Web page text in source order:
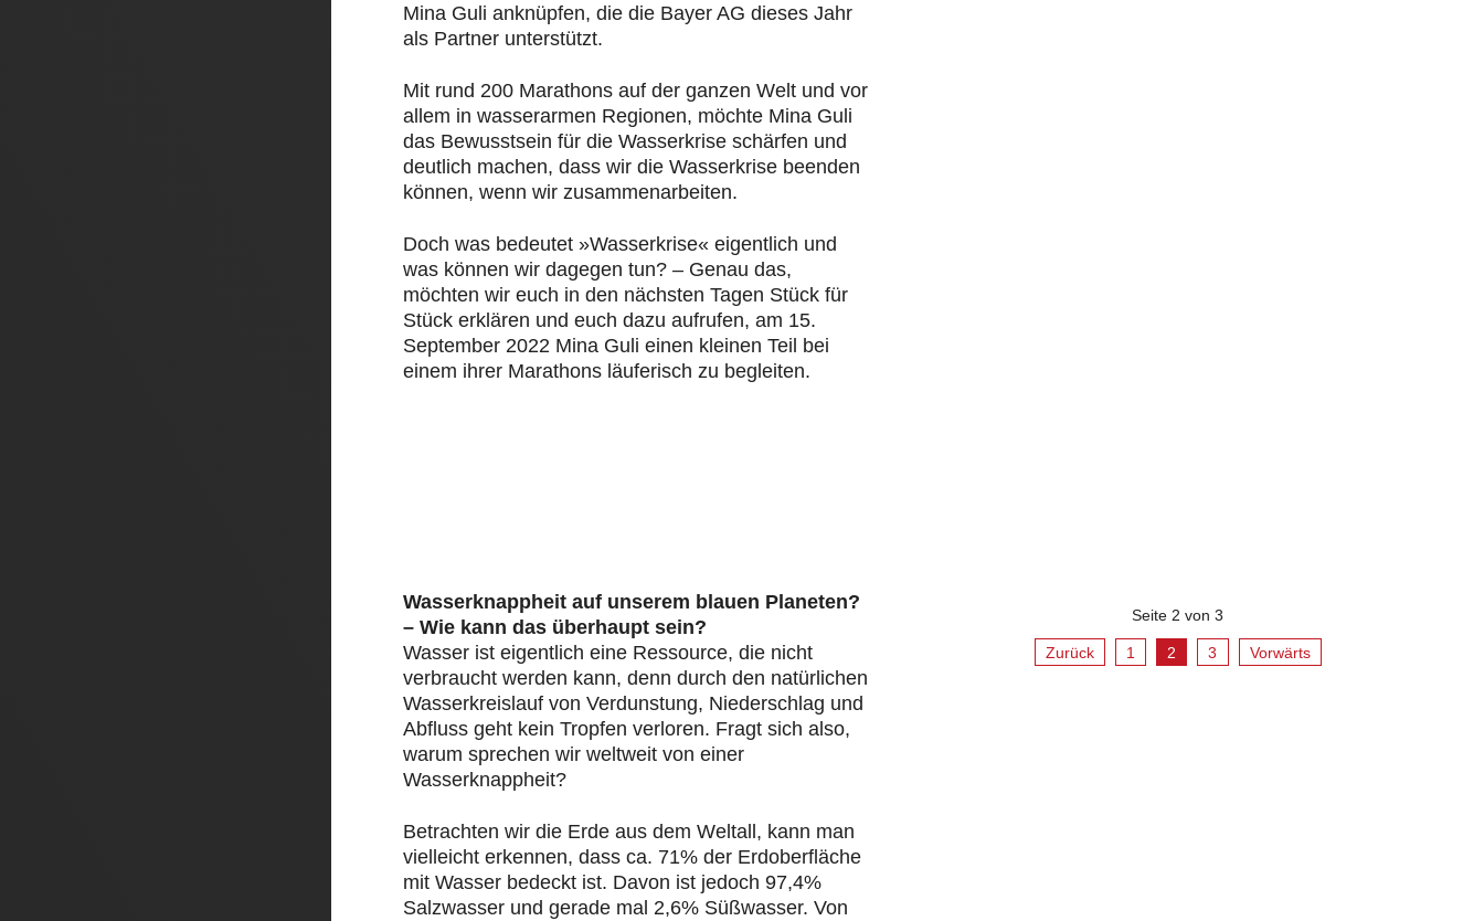
Mina Guli anknüpfen, die die Bayer AG dieses Jahr
als Partner unterstützt.
Mit rund 200 Marathons auf der ganzen Welt und vor
allem in wasserarmen Regionen, möchte Mina Guli
das Bewusstsein für die Wasserkrise schärfen und
deutlich machen, dass wir die Wasserkrise beenden
können, wenn wir zusammenarbeiten.
Doch was bedeutet »Wasserkrise« eigentlich und
was können wir dagegen tun? – Genau das,
möchten wir euch in den nächsten Tagen Stück für
Stück erklären und euch dazu aufrufen, am 15.
September 2022 Mina Guli einen kleinen Teil bei
einem ihrer Marathons läuferisch zu begleiten.
Wasserknappheit auf unserem blauen Planeten?
– Wie kann das überhaupt sein?
Wasser ist eigentlich eine Ressource, die nicht
verbraucht werden kann, denn durch den natürlichen
Wasserkreislauf von Verdunstung, Niederschlag und
Abfluss geht kein Tropfen verloren. Fragt sich also,
warum sprechen wir weltweit von einer
Wasserknappheit?
Betrachten wir die Erde aus dem Weltall, kann man
vielleicht erkennen, dass ca. 71% der Erdoberfläche
mit Wasser bedeckt ist. Davon ist jedoch 97,4%
Salzwasser und gerade mal 2,6% Süßwasser. Von
Seite 2 von 3
Zurück 1 2 3 Vorwärts